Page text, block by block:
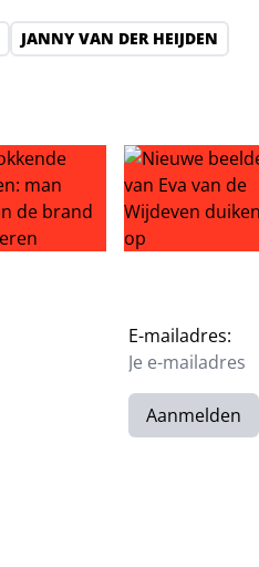
JANNY VAN DER HEIJDEN
E-mailadres:
Aanmelden